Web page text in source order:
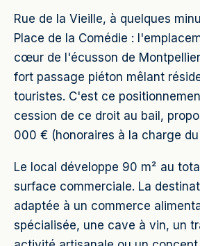
Rue de la Vieille, à quelques
Place de la Comédie :
cœur de l'écusson de
fort passage piéton mêlant
touristes. C'est ce
cession de ce droit au bail,
000 € (honoraires à la charge
Le local développe 90 m² au
surface commerciale. La
adaptée à un commerce
spécialisée, une cave à vin, un